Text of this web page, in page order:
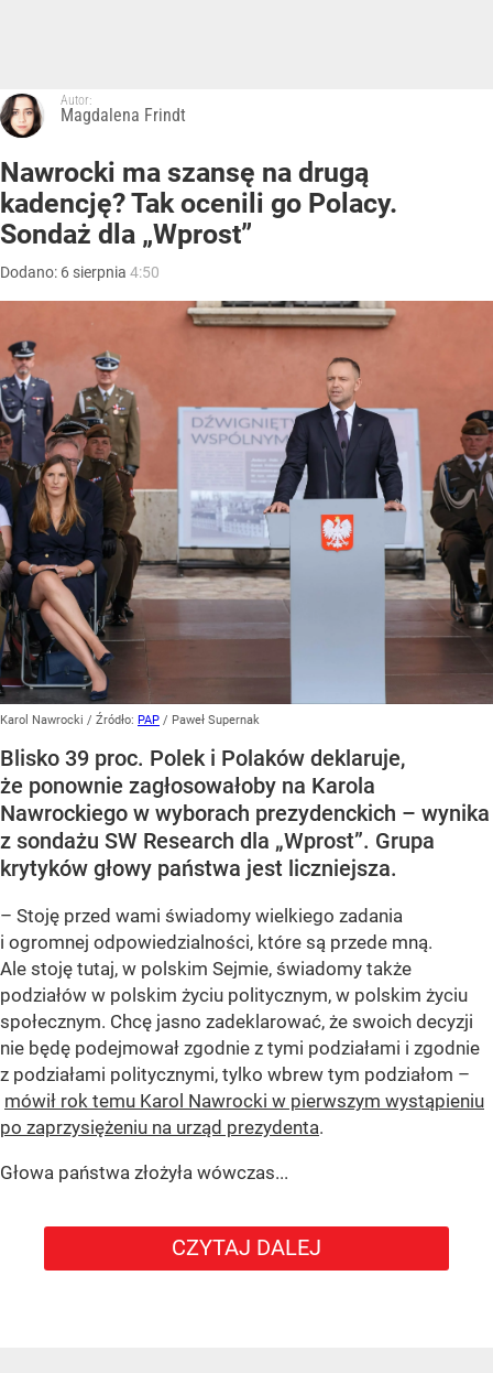
Autor:
Magdalena Frindt
Nawrocki ma szansę na drugą
kadencję? Tak ocenili go Polacy.
Sondaż dla „Wprost”
Dodano: 6 sierpnia 4:50
Karol Nawrocki / Źródło: PAP / Paweł Supernak
Blisko 39 proc. Polek i Polaków deklaruje,
że ponownie zagłosowałoby na Karola
Nawrockiego w wyborach prezydenckich – wynika
z sondażu SW Research dla „Wprost”. Grupa
krytyków głowy państwa jest liczniejsza.
– Stoję przed wami świadomy wielkiego zadania
i ogromnej odpowiedzialności, które są przede mną.
Ale stoję tutaj, w polskim Sejmie, świadomy także
podziałów w polskim życiu politycznym, w polskim życiu
społecznym. Chcę jasno zadeklarować, że swoich decyzji
nie będę podejmował zgodnie z tymi podziałami i zgodnie
z podziałami politycznymi, tylko wbrew tym podziałom –
mówił rok temu Karol Nawrocki w pierwszym wystąpieniu
po zaprzysiężeniu na urząd prezydenta.
Głowa państwa złożyła wówczas...
CZYTAJ DALEJ